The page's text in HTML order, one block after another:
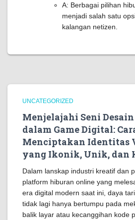
A: Berbagai pilihan
menjadi salah satu
kalangan netizen.
UNCATEGORIZED
Menjelajahi Seni
dalam Game Digital:
Menciptakan Identitas
yang Ikonik, Unik, dan
Dalam lanskap industri kreatif dan
platform hiburan online yang
era digital modern saat ini, daya
tidak lagi hanya bertumpu pada
balik layar atau kecanggihan kode